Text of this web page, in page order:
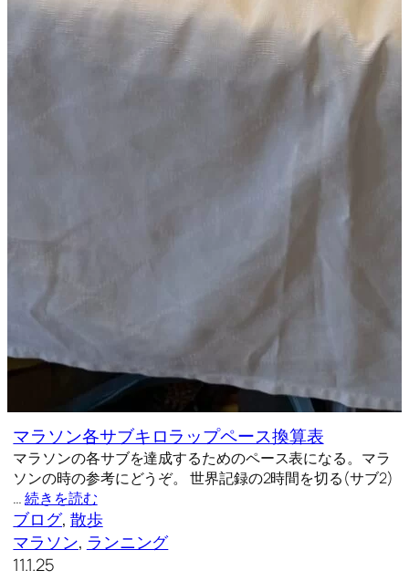
マラソン各サブキロラップペース換算表
マラソンの各サブを達成するためのペース表になる。マラ
ソンの時の参考にどうぞ。 世界記録の2時間を切る(サブ2)
…続きを読む
ブログ, 散歩
マラソン, ランニング
11.1.25